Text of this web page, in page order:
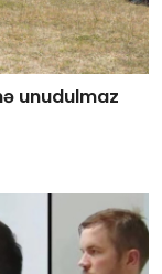
unudulmaz